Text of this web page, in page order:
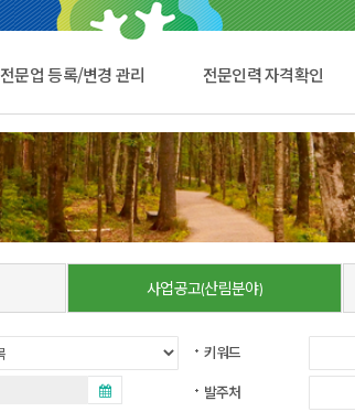
전문업 등록/변경 관리 전문인력 자격확인
사업공고(산림분야)
키워드
발주처